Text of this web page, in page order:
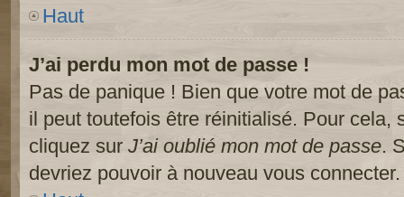
Haut
J’ai perdu mon mot de passe !
Pas de panique ! Bien que votre mot de
il peut toutefois être réinitialisé. Pour cela,
cliquez sur J’ai oublié mon mot de passe.
devriez pouvoir à nouveau vous connecter.